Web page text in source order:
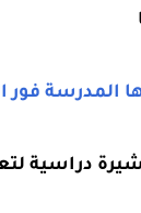
المدرسة
دراسية